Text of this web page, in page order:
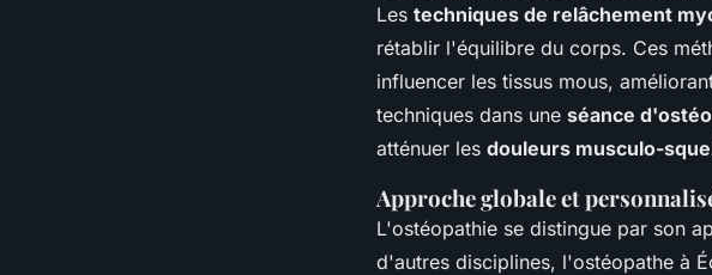
Les techniques de relâchement
rétablir l'équilibre du corps. Ces
influencer les tissus mous,
techniques dans une séance
atténuer les douleurs musculo-
Approche globale et
L'ostéopathie se distingue par son
d'autres disciplines, l'ostéopathe à